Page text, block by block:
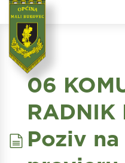
06
RADNIK
Poziv